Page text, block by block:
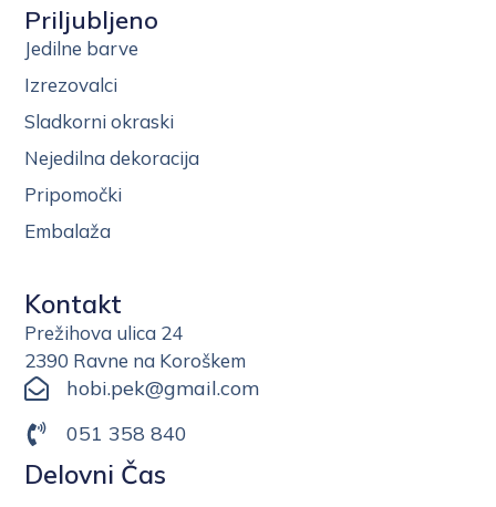
Priljubljeno
Jedilne barve
Izrezovalci
Sladkorni okraski
Nejedilna dekoracija
Pripomočki
Embalaža
Kontakt
Prežihova ulica 24
2390 Ravne na Koroškem
hobi.pek@gmail.com
051 358 840
Delovni Čas